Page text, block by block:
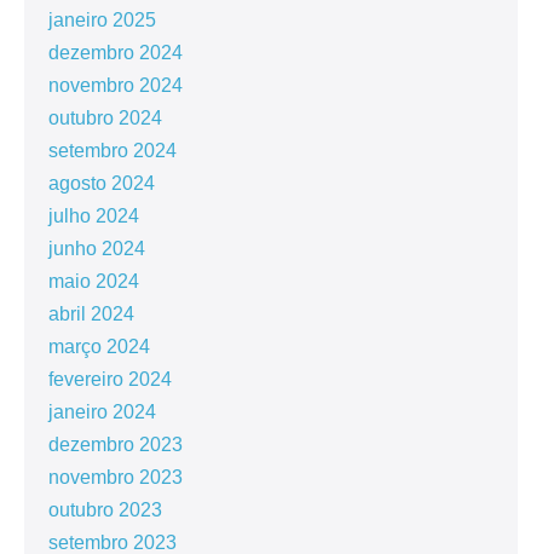
janeiro 2025
dezembro 2024
novembro 2024
outubro 2024
setembro 2024
agosto 2024
julho 2024
junho 2024
maio 2024
abril 2024
março 2024
fevereiro 2024
janeiro 2024
dezembro 2023
novembro 2023
outubro 2023
setembro 2023